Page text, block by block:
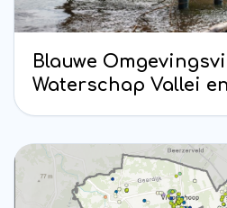
Blauwe
Waterschap Vallei